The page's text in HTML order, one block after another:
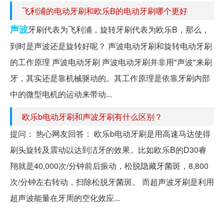
飞利浦的电动牙刷和欧乐B的电动牙刷哪个更好
声波牙刷代表为飞利浦，旋转牙刷代表为欧乐B，那么，
到时是声波还是旋转好呢？ 声波电动牙刷和旋转电动牙刷
的工作原理 声波电动牙刷 声波电动牙刷并非用"声波"来刷
牙，其实还是靠机械驱动的。其工作原理是依靠牙刷内部
中的微型电机的运动来带动...
欧乐b电动牙刷和声波牙刷有什么区别？
提问： 热心网友回答： 欧乐b电动牙刷是用高速马达使得
刷头旋转及震动以达到洁牙的效果。比如欧乐B的D30睿
翔就是40,000次/分钟前后振动，松脱隐藏牙菌斑，8,800
次/分钟左右转动，扫除松脱牙菌斑。 而超声波牙刷是利用
超声波能量在牙周的空化效应...